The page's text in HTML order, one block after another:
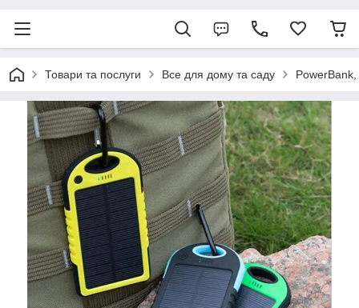
Товари та послуги Все для дому та саду PowerBank,